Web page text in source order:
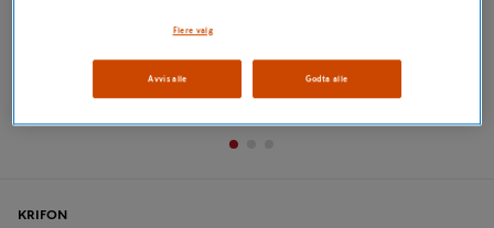
KRIFON
Flere valg
Avvis alle Godta alle